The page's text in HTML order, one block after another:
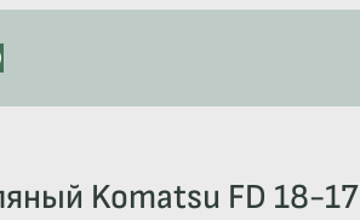
Komatsu FD 18-17